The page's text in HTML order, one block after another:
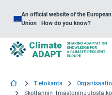
An official website of the European
Union | How do you know?
Tietokanta